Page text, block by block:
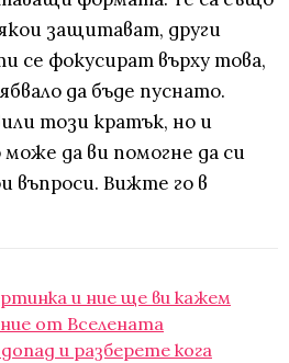
защитават, други
се фокусират върху това,
да бъде пуснато.
този кратък, но и
да ви помогне да си
въпроси. Вижте го в
и ние ще ви кажем
от Вселената
и разберете кога